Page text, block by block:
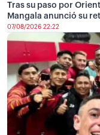
Tras su paso por
Mangala anunció su
07/08/2026 22:22